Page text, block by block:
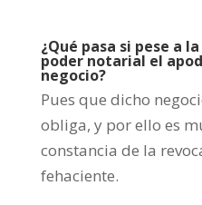
¿Qué pasa si pese a
poder notarial el
negocio?
Pues que dicho
obliga, y por ello es
constancia de la
fehaciente.